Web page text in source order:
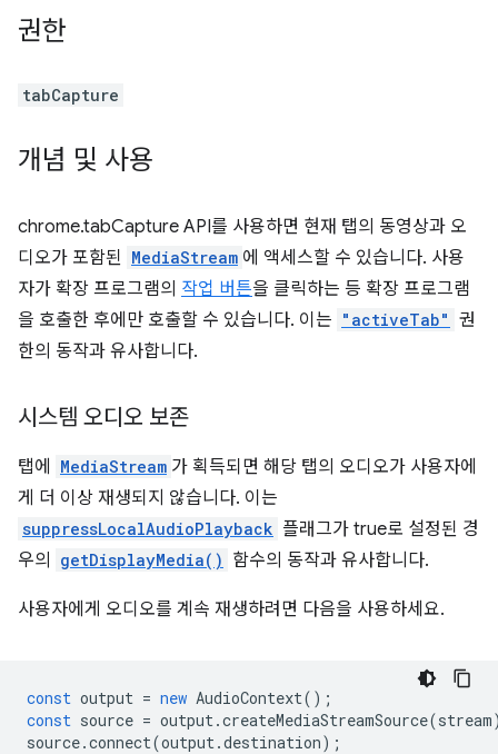
권한
tabCapture
개념 및 사용
chrome.tabCapture API를 사용하면 현재 탭의 동영상과 오
디오가 포함된 MediaStream 에 액세스할 수 있습니다. 사용
자가 확장 프로그램의 작업 버튼을 클릭하는 등 확장 프로그램
을 호출한 후에만 호출할 수 있습니다. 이는 "activeTab" 권
한의 동작과 유사합니다.
시스템 오디오 보존
탭에 MediaStream 가 획득되면 해당 탭의 오디오가 사용자에
게 더 이상 재생되지 않습니다. 이는
suppressLocalAudioPlayback 플래그가 true로 설정된 경
우의
getDisplayMedia() 함수의 동작과 유사합니다.
사용자에게 오디오를 계속 재생하려면 다음을 사용하세요.
const output = new AudioContext();
const source = output.createMediaStreamSource(stream
source.connect(output.destination);